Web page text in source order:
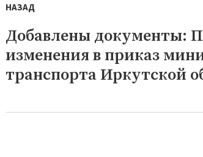
по
записям
НАЗАД
Предыдущая
запись:
Добавлены документы:
изменения в приказ
транспорта Иркутской